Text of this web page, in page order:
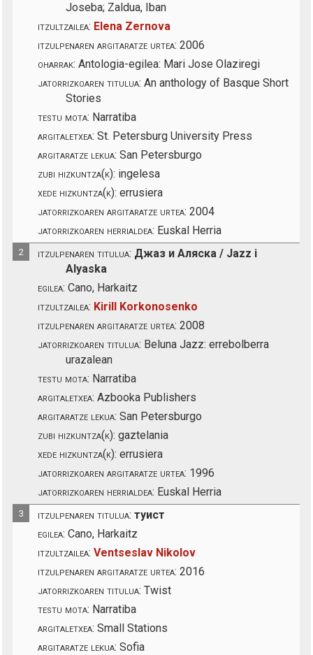
Joseba; Zaldua, Iban
itzultzailea: Elena Zernova
itzulpenaren argitaratze urtea: 2006
oharrak: Antologia-egilea: Mari Jose Olaziregi
jatorrizkoaren titulua: An anthology of Basque Short
Stories
testu mota: Narratiba
argitaletxea: St. Petersburg University Press
argitaratze lekua: San Petersburgo
zubi hizkuntza(k): ingelesa
xede hizkuntza(k): errusiera
jatorrizkoaren argitaratze urtea: 2004
jatorrizkoaren herrialdea: Euskal Herria
2 itzulpenaren titulua: Джаз и Аляска / Jazz i
Alyaska
egilea: Cano, Harkaitz
itzultzailea: Kirill Korkonosenko
itzulpenaren argitaratze urtea: 2008
jatorrizkoaren titulua: Beluna Jazz: errebolberra
urazalean
testu mota: Narratiba
argitaletxea: Azbooka Publishers
argitaratze lekua: San Petersburgo
zubi hizkuntza(k): gaztelania
xede hizkuntza(k): errusiera
jatorrizkoaren argitaratze urtea: 1996
jatorrizkoaren herrialdea: Euskal Herria
3 itzulpenaren titulua: туист
egilea: Cano, Harkaitz
itzultzailea: Ventseslav Nikolov
itzulpenaren argitaratze urtea: 2016
jatorrizkoaren titulua: Twist
testu mota: Narratiba
argitaletxea: Small Stations
argitaratze lekua: Sofia